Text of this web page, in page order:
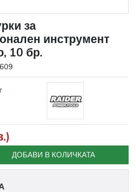
за
инструмент
10 бр.
ДОБАВИ В КОЛИЧКАТА